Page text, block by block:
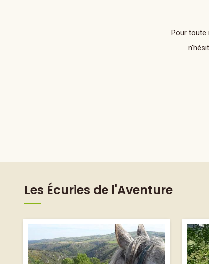
Pour toute
Les Écuries de l'Aventure